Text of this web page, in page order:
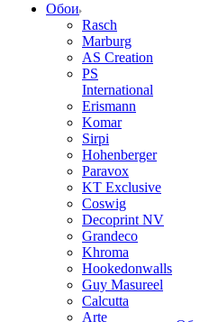
Обои
Rasch
Marburg
AS Creation
PS
International
Erismann
Komar
Sirpi
Hohenberger
Paravox
KT Exclusive
Coswig
Decoprint NV
Grandeco
Khroma
Hookedonwalls
Guy Masureel
Calcutta
Arte